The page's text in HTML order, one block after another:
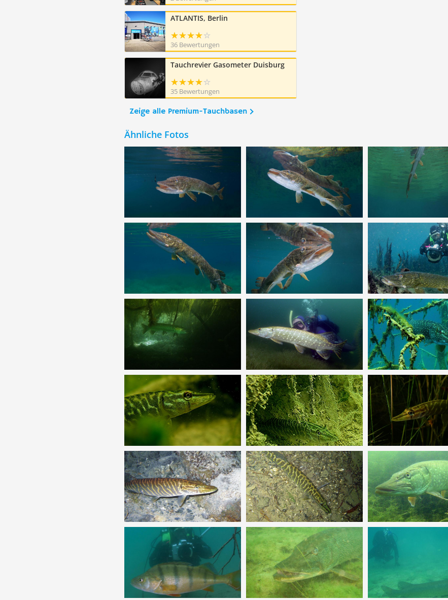
ATLANTIS, Berlin
36 Bewertungen
Tauchrevier Gasometer Duisburg
35 Bewertungen
Zeige alle Premium-Tauchbasen
Ähnliche Fotos